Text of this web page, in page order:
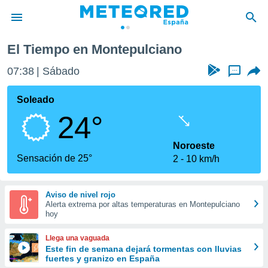
de
por
que se
calidad.
a este
las
y
forma
digital
basada
El Tiempo en Montepulciano
07:38 Sábado ...
Soleado
24°
Sensación de 25°
Noroeste
2
10 km/h
Aviso de nivel rojo
Alerta extrema por altas temperaturas en Montepulciano
hoy
Llega una vaguada
Este fin de semana dejará tormentas con lluvias
fuertes y granizo en España